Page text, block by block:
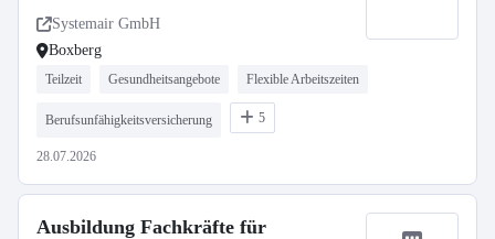
Std.)
Systemair GmbH
Boxberg
Teilzeit Gesundheitsangebote Flexible Arbeitszeiten
Berufsunfähigkeitsversicherung 5
28.07.2026
Ausbildung Fachkräfte für